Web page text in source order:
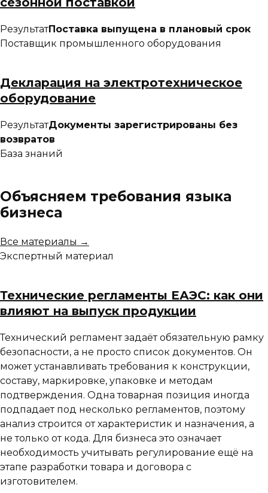
РезультатПоставка выпущена в плановый срок
Поставщик промышленного оборудования
Декларация на электротехническое
оборудование
РезультатДокументы зарегистрированы без
возвратов
База знаний
Объясняем требования языка
бизнеса
Все материалы →
Экспертный материал
Технические регламенты ЕАЭС: как они
влияют на выпуск продукции
Технический регламент задаёт обязательную рамку
безопасности, а не просто список документов. Он
может устанавливать требования к конструкции,
составу, маркировке, упаковке и методам
подтверждения. Одна товарная позиция иногда
подпадает под несколько регламентов, поэтому
анализ строится от характеристик и назначения, а
не только от кода. Для бизнеса это означает
необходимость учитывать регулирование ещё на
этапе разработки товара и договора с
изготовителем.